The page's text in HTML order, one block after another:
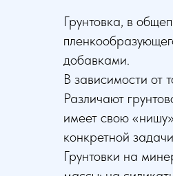
Грунтовка, в
добавками.
В зависимости от
Различают
имеет свою
конкретной
Грунтовки на